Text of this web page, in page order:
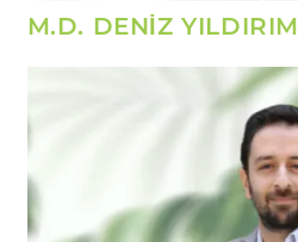
M.D. DENİZ YILDIRIM